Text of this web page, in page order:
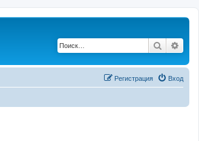
Поиск
Вход
Регистрация